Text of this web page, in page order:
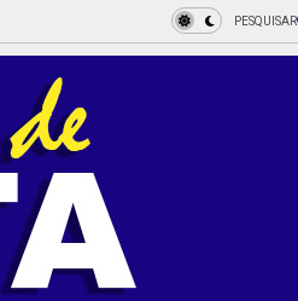
PESQUISAR